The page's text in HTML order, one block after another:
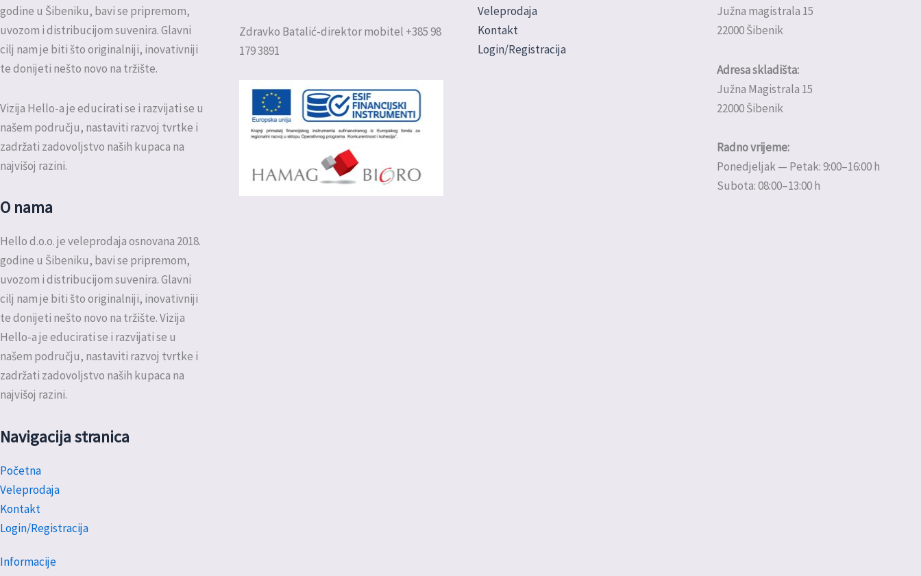
godine u Šibeniku, bavi se pripremom,
uvozom i distribucijom suvenira. Glavni
cilj nam je biti što originalniji, inovativniji
te donijeti nešto novo na tržište.
Vizija Hello-a je educirati se i razvijati se u
našem području, nastaviti razvoj tvrtke i
zadržati zadovoljstvo naših kupaca na
najvišoj razini.
O nama
Hello d.o.o. je veleprodaja osnovana 2018.
godine u Šibeniku, bavi se pripremom,
uvozom i distribucijom suvenira. Glavni
cilj nam je biti što originalniji, inovativniji
te donijeti nešto novo na tržište. Vizija
Hello-a je educirati se i razvijati se u
našem području, nastaviti razvoj tvrtke i
zadržati zadovoljstvo naših kupaca na
najvišoj razini.
Navigacija stranica
Početna
Veleprodaja
Kontakt
Login/Registracija
Informacije
Zdravko Batalić-direktor mobitel +385 98
179 3891
Veleprodaja
Kontakt
Login/Registracija
Južna magistrala 15
22000 Šibenik
Adresa skladišta:
Južna Magistrala 15
22000 Šibenik
Radno vrijeme:
Ponedjeljak — Petak: 9:00–16:00 h
Subota: 08:00–13:00 h